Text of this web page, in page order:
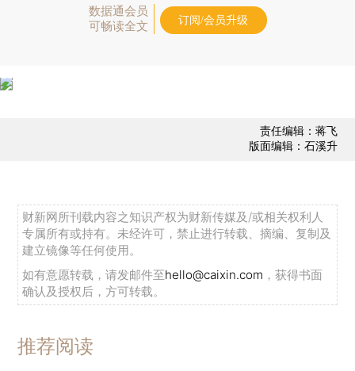
数据通会员
可畅读全文
订阅/会员升级
责任编辑：蒋飞
版面编辑：石溪升
财新网所刊载内容之知识产权为财新传媒及/或相关权利人
专属所有或持有。未经许可，禁止进行转载、摘编、复制及
建立镜像等任何使用。
如有意愿转载，请发邮件至hello@caixin.com ，获得书面
确认及授权后，方可转载。
推荐阅读